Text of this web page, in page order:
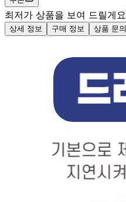
최저가 상품을 보여 드릴게요
상세 정보 구매 정보 상품 문의